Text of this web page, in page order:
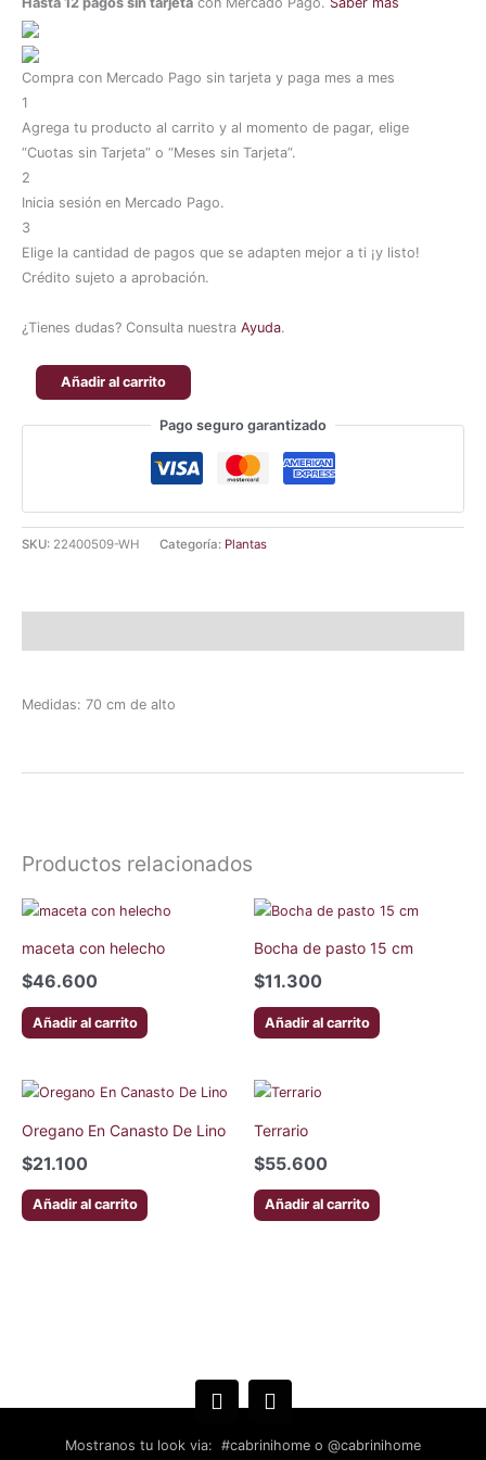
Compra con Mercado Pago sin tarjeta y paga mes a mes
1
Agrega tu producto al carrito y al momento de pagar, elige
“Cuotas sin Tarjeta” o “Meses sin Tarjeta”.
2
Inicia sesión en Mercado Pago.
3
Elige la cantidad de pagos que se adapten mejor a ti ¡y listo!
Crédito sujeto a aprobación.
¿Tienes dudas? Consulta nuestra Ayuda.
Añadir al carrito
Pago seguro garantizado
SKU: 22400509-WH Categoría: Plantas
Medidas: 70 cm de alto
Productos relacionados
maceta con helecho
$46.600
Añadir al carrito
Bocha de pasto 15 cm
$11.300
Añadir al carrito
Oregano En Canasto De Lino
$21.100
Añadir al carrito
Terrario
$55.600
Añadir al carrito
Mostranos tu look via: #cabrinihome o @cabrinihome